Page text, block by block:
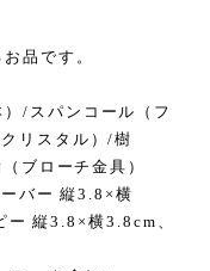
品です。
/スパンコール（フ
リスタル）/樹
ブローチ金具）
バー 縦3.8×横
縦3.8×横3.8cm、